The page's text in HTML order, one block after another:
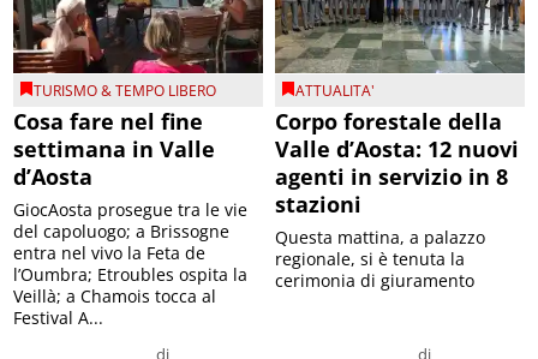
TURISMO & TEMPO LIBERO
Cosa fare nel fine
settimana in Valle
d’Aosta
di
GiocAosta prosegue tra le vie
del capoluogo; a Brissogne
entra nel vivo la Feta de
l’Oumbra; Etroubles ospita la
Veillà; a Chamois tocca al
Festival A...
ATTUALITA'
Corpo forestale della
Valle d’Aosta: 12 nuovi
agenti in servizio in 8
stazioni
di
Questa mattina, a palazzo
regionale, si è tenuta la
cerimonia di giuramento